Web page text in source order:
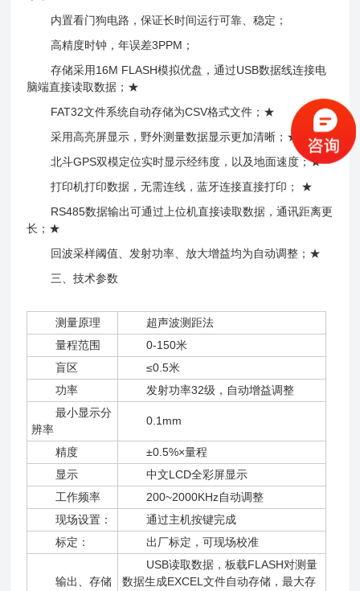
内置看门狗电路，保证长时间运行可靠、稳定；
高精度时钟，年误差3PPM；
存储采用16M FLASH模拟优盘，通过USB数据线连接电
脑端直接读取数据；★
FAT32文件系统自动存储为CSV格式文件；★
采用高亮屏显示，野外测量数据显示更加清晰；★
北斗GPS双模定位实时显示经纬度，以及地面速度；★
打印机打印数据，无需连线，蓝牙连接直接打印； ★
RS485数据输出可通过上位机直接读取数据，通讯距离更
长；★
回波采样阈值、发射功率、放大增益均为自动调整；★
三、技术参数
测量原理
超声波测距法
量程范围
0-150米
盲区
≤0.5米
功率
发射功率32级，自动增益调整
最小显示分
辨率
0.1mm
精度
±0.5%×量程
显示
中文LCD全彩屏显示
工作频率
200~2000KHz自动调整
现场设置：
通过主机按键完成
标定：
出厂标定，可现场校准
输出、存储
USB读取数据，板载FLASH对测量
数据生成EXCEL文件自动存储，最大存